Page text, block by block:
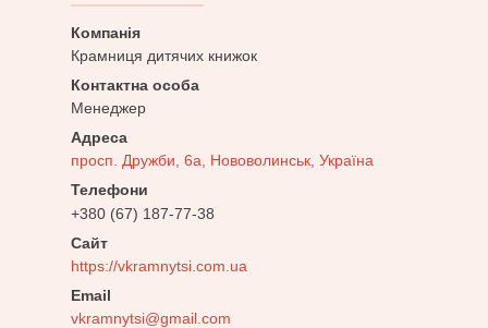
Крамниця дитячих книжок
Менеджер
просп. Дружби, 6а, Нововолинськ, Україна
+380 (67) 187-77-38
https://vkramnytsi.com.ua
vkramnytsi@gmail.com